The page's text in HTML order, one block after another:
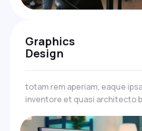
Graphics
Design
totam rem aperiam, eaque
inventore et quasi architecto